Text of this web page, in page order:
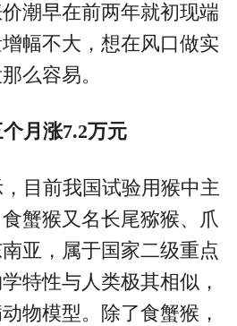
潮早在前两年就初现端
幅不大，想在风口做实
么容易。
月涨7.2万元
目前我国试验用猴中主
蟹猴又名长尾猕猴、爪
亚，属于国家二级重点
特性与人类极其相似，
物模型。除了食蟹猴，